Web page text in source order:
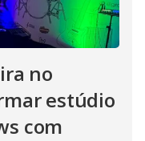
no
estúdio
com